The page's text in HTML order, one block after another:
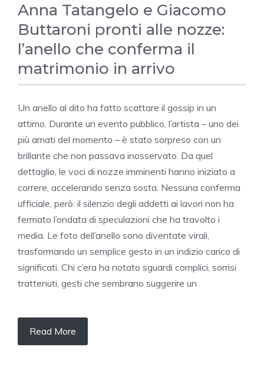
Anna Tatangelo e Giacomo
Buttaroni pronti alle nozze:
l’anello che conferma il
matrimonio in arrivo
Un anello al dito ha fatto scattare il gossip in un
attimo. Durante un evento pubblico, l’artista – uno dei
più amati del momento – è stato sorpreso con un
brillante che non passava inosservato. Da quel
dettaglio, le voci di nozze imminenti hanno iniziato a
correre, accelerando senza sosta. Nessuna conferma
ufficiale, però: il silenzio degli addetti ai lavori non ha
fermato l’ondata di speculazioni che ha travolto i
media. Le foto dell’anello sono diventate virali,
trasformando un semplice gesto in un indizio carico di
significati. Chi c’era ha notato sguardi complici, sorrisi
trattenuti, gesti che sembrano suggerire un
Read More